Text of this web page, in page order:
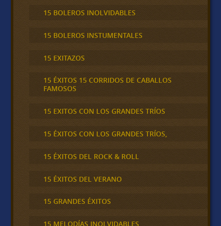
15 BOLEROS INOLVIDABLES
15 BOLEROS INSTUMENTALES
15 EXITAZOS
15 ÉXITOS 15 CORRIDOS DE CABALLOS
FAMOSOS
15 EXITOS CON LOS GRANDES TRÍOS
15 ÉXITOS CON LOS GRANDES TRÍOS,
15 ÉXITOS DEL ROCK & ROLL
15 ÉXITOS DEL VERANO
15 GRANDES ÉXITOS
15 MELODÍAS INOLVIDABLES